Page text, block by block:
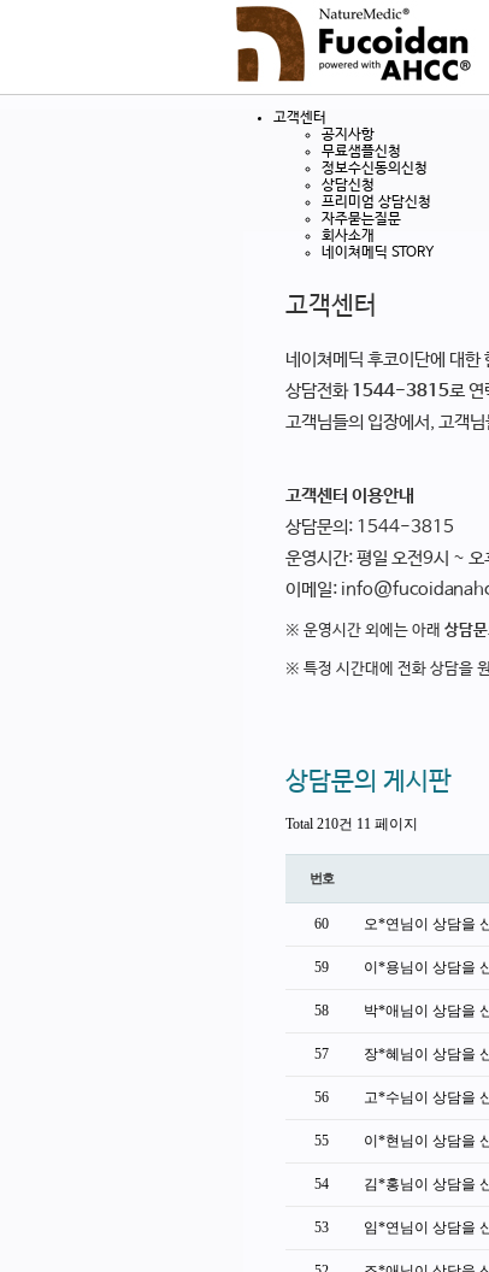
고객센터
공지사항
무료샘플신청
정보수신동의신청
상담신청
프리미엄 상담신청
자주묻는질문
회사소개
네이쳐메딕 STORY
고객센터
네이쳐메딕 후코이단에 대한
상담전화1544-3815로 연
고객님들의 입장에서, 고객
고객센터 이용안내
상담문의: 1544-3815
운영시간: 평일 오전9시 ~
이메일:
※ 운영시간 외에는 아래 상담
※ 특정 시간대에 전화 상담을
상담문의 게시판
Total 210건 11 페이지
번호
60 오*연님이 상담을
59 이*용님이 상담을
58 박*애님이 상담을
57 장*혜님이 상담을
56 고*수님이 상담을
55 이*현님이 상담을
54 김*홍님이 상담을
53 임*연님이 상담을